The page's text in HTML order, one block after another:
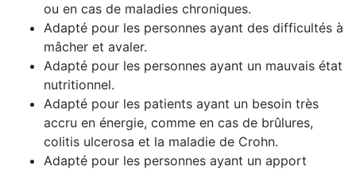
ou en cas de maladies chroniques.
Adapté pour les personnes ayant des difficultés à
mâcher et avaler.
Adapté pour les personnes ayant un mauvais état
nutritionnel.
Adapté pour les patients ayant un besoin très
accru en énergie, comme en cas de brûlures,
colitis ulcerosa et la maladie de Crohn.
Adapté pour les personnes ayant un apport